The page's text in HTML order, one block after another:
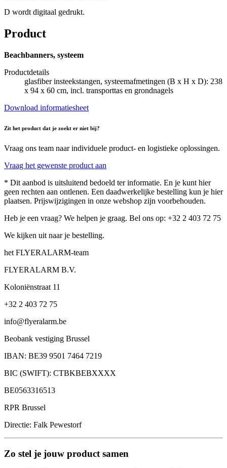
D wordt digitaal gedrukt.
Product
Beachbanners, systeem
Productdetails
glasfiber insteekstangen, systeemafmetingen (B x H x D): 238
x 94 x 60 cm, incl. transporttas en grondnagels
Download informatiesheet
Zit het product dat je zoekt er niet bij?
Vraag ons team naar individuele product- en logistieke oplossingen.
Vraag het gewenste product aan
* Dit aanbod is uitsluitend bedoeld ter informatie. En je kunt hier
geen rechten aan ontlenen. Een daadwerkelijke bestelling kun je hier
plaatsen. Prijswijzigingen in onze webshop zijn voorbehouden.
Heb je een vraag? We helpen je graag. Bel ons op: +32 2 403 72 75
We kijken uit naar je bestelling.
het FLYERALARM-team
FLYERALARM B.V.
Koloniënstraat 11
+32 2 403 72 75
info@flyeralarm.be
Beobank vestiging Brussel
IBAN: BE39 9501 7464 7219
BIC (SWIFT): CTBKBEBXXXX
BE0563316513
RPR Brussel
Directie: Falk Pewestorf
Zo stel je jouw product samen